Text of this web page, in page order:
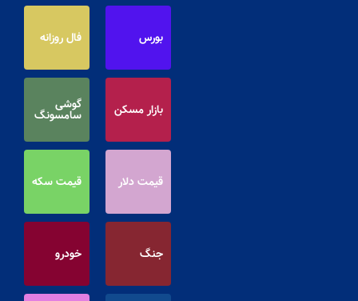
بورس فال روزانه
بازار مسکن گوشی
سامسونگ
قیمت دلار قیمت سکه
جنگ خودرو